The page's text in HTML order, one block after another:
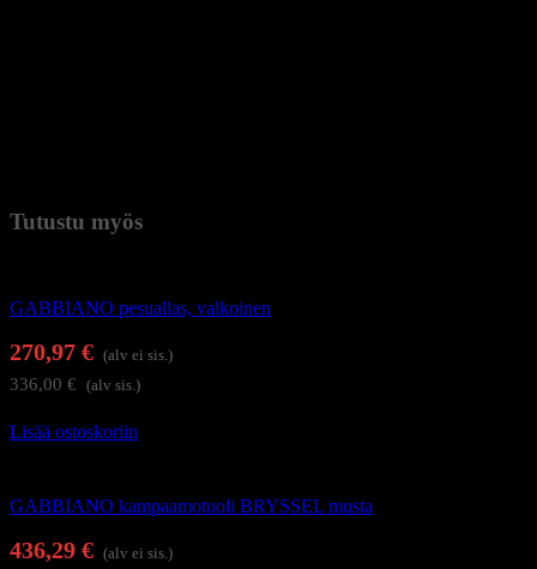
Tutustu myös
GABBIANO pesuallas, valkoinen
270,97 € (alv ei sis.)
336,00 € (alv sis.)
Lisää ostoskoriin
GABBIANO kampaamotuoli BRYSSEL musta
436,29 € (alv ei sis.)